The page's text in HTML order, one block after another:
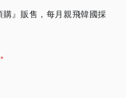
』販售，每月親飛韓國採